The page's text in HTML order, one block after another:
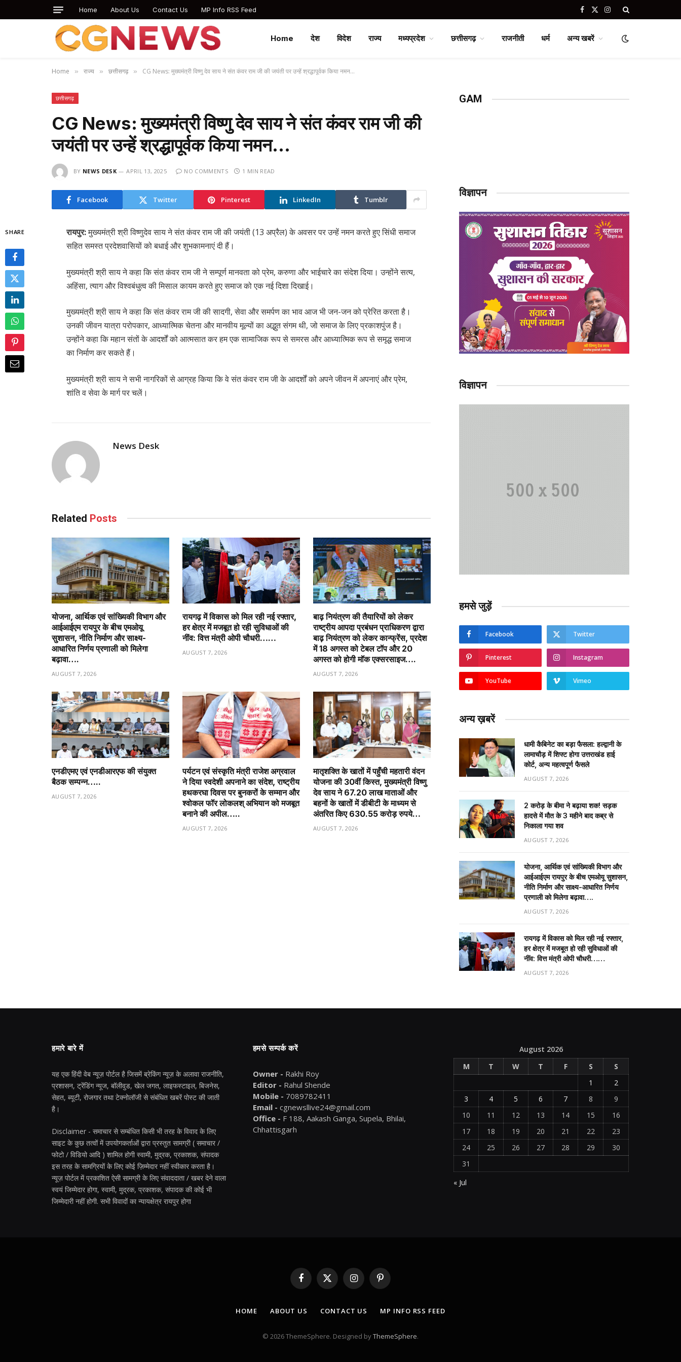
Home About Us Contact Us MP Info RSS Feed Facebook
X
Instagram
Home देश विदेश राज्य मध्यप्रदेश छत्तीसगढ़ राजनीती धर्म अन्य खबरें
Home » राज्य » छत्तीसगढ़ » CG News: मुख्यमंत्री विष्णु देव साय ने संत कंवर राम जी की जयंती पर उन्हें श्रद्धापूर्वक किया नमन…
छत्तीसगढ़
CG News: मुख्यमंत्री विष्णु देव साय ने संत कंवर राम जी की
जयंती पर उन्हें श्रद्धापूर्वक किया नमन…
BY NEWS DESK APRIL 13, 2025 NO COMMENTS 1 MIN READ
Facebook Twitter Pinterest LinkedIn Tumblr
SHARE रायपुर:मुख्यमंत्री श्री विष्णुदेव साय ने संत कंवर राम जी की जयंती (13 अप्रैल) के अवसर पर उन्हें नमन करते हुए सिंधी समाज
सहित समस्त प्रदेशवासियों को बधाई और शुभकामनाएं दी हैं।
मुख्यमंत्री श्री साय ने कहा कि संत कंवर राम जी ने सम्पूर्ण मानवता को प्रेम, करुणा और भाईचारे का संदेश दिया। उन्होंने सत्य,
अहिंसा, त्याग और विश्वबंधुत्व की मिसाल कायम करते हुए समाज को एक नई दिशा दिखाई।
मुख्यमंत्री श्री साय ने कहा कि संत कंवर राम जी की सादगी, सेवा और समर्पण का भाव आज भी जन-जन को प्रेरित करता है।
उनकी जीवन यात्रा परोपकार, आध्यात्मिक चेतना और मानवीय मूल्यों का अद्भुत संगम थी, जो समाज के लिए प्रकाशपुंज है।
उन्होंने कहा कि महान संतों के आदर्शों को आत्मसात कर हम एक सामाजिक रूप से समरस और आध्यात्मिक रूप से समृद्ध समाज
का निर्माण कर सकते हैं।
मुख्यमंत्री श्री साय ने सभी नागरिकों से आग्रह किया कि वे संत कंवर राम जी के आदर्शों को अपने जीवन में अपनाएं और प्रेम,
शांति व सेवा के मार्ग पर चलें।
News Desk
Related Posts
योजना, आर्थिक एवं सांख्यिकी विभाग और
आईआईएम रायपुर के बीच एमओयू
सुशासन, नीति निर्माण और साक्ष्य-
आधारित निर्णय प्रणाली को मिलेगा
बढ़ावा….
AUGUST 7, 2026
रायगढ़ में विकास को मिल रही नई रफ्तार,
हर क्षेत्र में मजबूत हो रही सुविधाओं की
नींव: वित्त मंत्री ओपी चौधरी……
AUGUST 7, 2026
बाढ़ नियंत्रण की तैयारियों को लेकर
राष्ट्रीय आपदा प्रबंधन प्राधिकरण द्वारा
बाढ़ नियंत्रण को लेकर कान्फ्रेंस, प्रदेश
में 18 अगस्त को टेबल टॉप और 20
अगस्त को होगी मॉक एक्सरसाइज….
AUGUST 7, 2026
एनडीएमए एवं एनडीआरएफ की संयुक्त
बैठक सम्पन्न…..
AUGUST 7, 2026
पर्यटन एवं संस्कृति मंत्री राजेश अग्रवाल
ने दिया स्वदेशी अपनाने का संदेश, राष्ट्रीय
हथकरघा दिवस पर बुनकरों के सम्मान और
श्वोकल फॉर लोकलश् अभियान को मजबूत
बनाने की अपील…..
AUGUST 7, 2026
मातृशक्ति के खातों में पहुँची महतारी वंदन
योजना की 30वीं किस्त, मुख्यमंत्री विष्णु
देव साय ने 67.20 लाख माताओं और
बहनों के खातों में डीबीटी के माध्यम से
अंतरित किए 630.55 करोड़ रुपये…
AUGUST 7, 2026
GAM
विज्ञापन
विज्ञापन
हमसे जुड़ें
Facebook Twitter
Pinterest Instagram
YouTube Vimeo
अन्य ख़बरें
धामी कैबिनेट का बड़ा फैसला: हल्द्वानी के
लामाचौड़ में शिफ्ट होगा उत्तराखंड हाई
कोर्ट, अन्य महत्वपूर्ण फैसले
AUGUST 7, 2026
2 करोड़ के बीमा ने बढ़ाया शक! सड़क
हादसे में मौत के 3 महीने बाद कब्र से
निकाला गया शव
AUGUST 7, 2026
योजना, आर्थिक एवं सांख्यिकी विभाग और
आईआईएम रायपुर के बीच एमओयू सुशासन,
नीति निर्माण और साक्ष्य-आधारित निर्णय
प्रणाली को मिलेगा बढ़ावा….
AUGUST 7, 2026
रायगढ़ में विकास को मिल रही नई रफ्तार,
हर क्षेत्र में मजबूत हो रही सुविधाओं की
नींव: वित्त मंत्री ओपी चौधरी……
AUGUST 7, 2026
हमारे बारे में
यह एक हिंदी वेब न्यूज़ पोर्टल है जिसमें ब्रेकिंग न्यूज़ के अलावा राजनीति,
प्रशासन, ट्रेंडिंग न्यूज, बॉलीवुड, खेल जगत, लाइफस्टाइल, बिजनेस,
सेहत, ब्यूटी, रोजगार तथा टेक्नोलॉजी से संबंधित खबरें पोस्ट की जाती
है।
Disclaimer - समाचार से सम्बंधित किसी भी तरह के विवाद के लिए
साइट के कुछ तत्वों में उपयोगकर्ताओं द्वारा प्रस्तुत सामग्री ( समाचार /
फोटो / विडियो आदि ) शामिल होगी स्वामी, मुद्रक, प्रकाशक, संपादक
इस तरह के सामग्रियों के लिए कोई ज़िम्मेदार नहीं स्वीकार करता है।
न्यूज़ पोर्टल में प्रकाशित ऐसी सामग्री के लिए संवाददाता / खबर देने वाला
स्वयं जिम्मेदार होगा, स्वामी, मुद्रक, प्रकाशक, संपादक की कोई भी
जिम्मेदारी नहीं होगी. सभी विवादों का न्यायक्षेत्र रायपुर होगा
हमसे सम्पर्क करें
Owner - Rakhi Roy
Editor - Rahul Shende
Mobile - 7089782411
Email - cgnewsllive24@gmail.com
Office - F 188, Aakash Ganga, Supela, Bhilai,
Chhattisgarh
August 2026
M
T W T F S
S
1
2
3
4 5 6 7 8
9
10
11 12 13 14 15
16
17
18 19 20 21 22
23
24
25 26 27 28 29
30
31
« Jul
Facebook
X
(Twitter)
InstagramPinterest
HOME ABOUT US CONTACT US MP INFO RSS FEED
© 2026 ThemeSphere. Designed byThemeSphere.